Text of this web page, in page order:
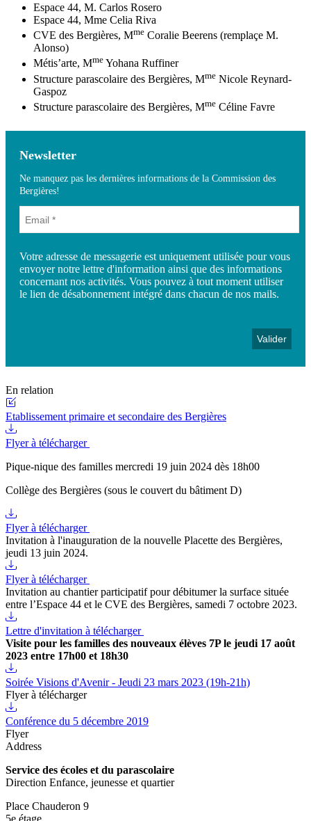
Espace 44, M. Carlos Rosero
Espace 44, Mme Celia Riva
CVE des Bergières, Mme Coralie Beerens (remplaçe M.
Alonso)
Métis’arte, Mme Yohana Ruffiner
Structure parascolaire des Bergières, Mme Nicole Reynard-
Gaspoz
Structure parascolaire des Bergières, Mme Céline Favre
Newsletter
Ne manquez pas les dernières informations de la Commission des
Bergières!
Votre adresse de messagerie est uniquement utilisée pour vous
envoyer notre lettre d'information ainsi que des informations
concernant nos activités. Vous pouvez à tout moment utiliser
le lien de désabonnement intégré dans chacun de nos mails.
En relation
Etablissement primaire et secondaire des Bergières
Flyer à télécharger
Pique-nique des familles mercredi 19 juin 2024 dès 18h00
Collège des Bergières (sous le couvert du bâtiment D)
Flyer à télécharger
Invitation à l'inauguration de la nouvelle Placette des Bergières,
jeudi 13 juin 2024.
Flyer à télécharger
Invitation au chantier participatif pour débitumer la surface située
entre l’Espace 44 et le CVE des Bergières, samedi 7 octobre 2023.
Lettre d'invitation à télécharger
Visite pour les familles des nouveaux élèves 7P le jeudi 17 août
2023 entre 17h00 et 18h30
Soirée Visions d'Avenir - Jeudi 23 mars 2023 (19h-21h)
Flyer à télécharger
Conférence du 5 décembre 2019
Flyer
Address
Service des écoles et du parascolaire
Direction Enfance, jeunesse et quartier
Place Chauderon 9